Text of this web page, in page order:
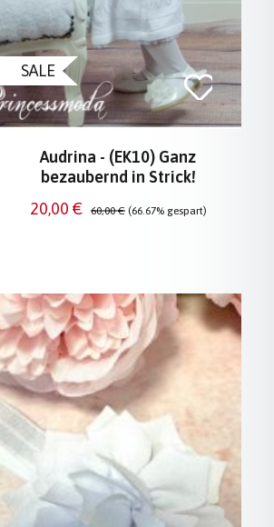
SALE
Audrina - (EK10) Ganz
bezaubernd in Strick!
Verkaufspreis:
20,00 € Regulärer Preis:
60,00 € (66.67% gespart)